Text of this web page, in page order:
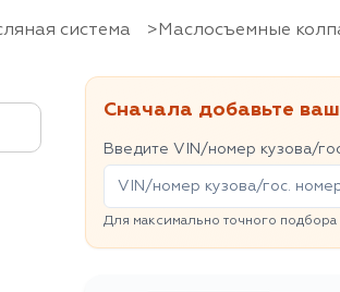
система Маслосъемные
Сначала добавьте
Введите VIN/номер кузова/
Для максимально точного